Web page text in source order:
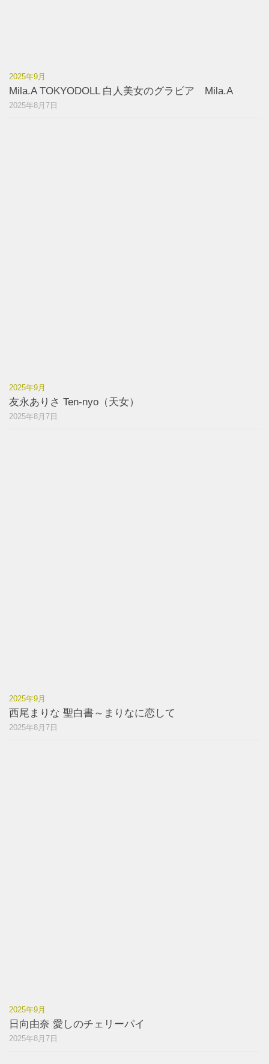
2025年9月
Mila.A TOKYODOLL 白人美女のグラビア Mila.A
2025年8月7日
2025年9月
友永ありさ Ten-nyo（天女）
2025年8月7日
2025年9月
西尾まりな 聖白書～まりなに恋して
2025年8月7日
2025年9月
日向由奈 愛しのチェリーパイ
2025年8月7日